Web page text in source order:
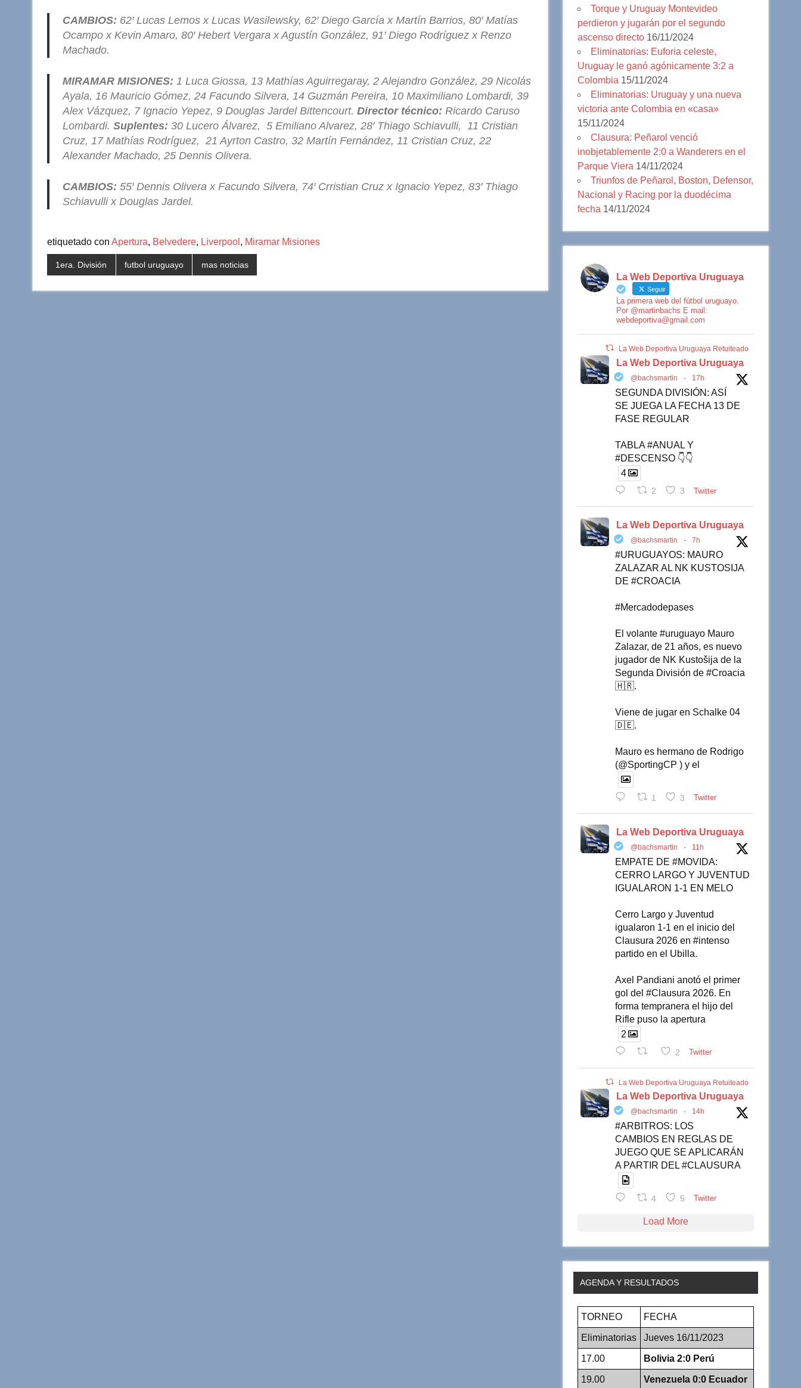
CAMBIOS: 62′ Lucas Lemos x Lucas Wasilewsky, 62′ Diego García x Martín Barrios, 80′ Matías
Ocampo x Kevin Amaro, 80′ Hebert Vergara x Agustín González, 91′ Diego Rodríguez x Renzo
Machado.
MIRAMAR MISIONES: 1 Luca Giossa, 13 Mathías Aguirregaray, 2 Alejandro González, 29 Nicolás
Ayala, 16 Mauricio Gómez, 24 Facundo Silvera, 14 Guzmán Pereira, 10 Maximiliano Lombardi, 39
Alex Vázquez, 7 Ignacio Yepez, 9 Douglas Jardel Bittencourt.Director técnico: Ricardo Caruso
Lombardi.Suplentes: 30 Lucero Álvarez, 5 Emiliano Alvarez, 28′ Thiago Schiavulli, 11 Cristian
Cruz, 17 Mathías Rodríguez, 21 Ayrton Castro, 32 Martín Fernández, 11 Cristian Cruz, 22
Alexander Machado, 25 Dennis Olivera.
CAMBIOS: 55′ Dennis Olivera x Facundo Silvera, 74′ Crristian Cruz x Ignacio Yepez, 83′ Thiago
Schiavulli x Douglas Jardel.
etiquetado con Apertura, Belvedere, Liverpool , Miramar Misiones
1era. División futbol uruguayo mas noticias
Torque y Uruguay Montevideo
perdieron y jugarán por el segundo
ascenso directo 16/11/2024
Eliminatorias: Euforia celeste,
Uruguay le ganó agónicamente 3:2 a
Colombia 15/11/2024
Eliminatorias: Uruguay y una nueva
victoria ante Colombia en «casa»
15/11/2024
Clausura: Peñarol venció
inobjetablemente 2:0 a Wanderers en el
Parque Viera 14/11/2024
Triunfos de Peñarol, Boston, Defensor,
Nacional y Racing por la duodécima
fecha 14/11/2024
La Web Deportiva Uruguaya
Seguir
La primera web del fútbol uruguayo.
Por @martinbachs E mail:
webdeportiva@gmail.com
La Web Deportiva Uruguaya Retuiteado
La Web Deportiva Uruguaya
@bachsmartin · 17h
SEGUNDA DIVISIÓN: ASÍ
SE JUEGA LA FECHA 13 DE
FASE REGULAR
TABLA #ANUAL Y
#DESCENSO 👇👇
4
2 3 Twitter
La Web Deportiva Uruguaya
@bachsmartin · 7h
#URUGUAYOS: MAURO
ZALAZAR AL NK KUSTOSIJA
DE #CROACIA
#Mercadodepases
El volante #uruguayo Mauro
Zalazar, de 21 años, es nuevo
jugador de NK Kustošija de la
Segunda División de #Croacia
🇭🇷.
Viene de jugar en Schalke 04
🇩🇪.
Mauro es hermano de Rodrigo
(@SportingCP ) y el
1 3 Twitter
La Web Deportiva Uruguaya
@bachsmartin · 11h
EMPATE DE #MOVIDA:
CERRO LARGO Y JUVENTUD
IGUALARON 1-1 EN MELO
Cerro Largo y Juventud
igualaron 1-1 en el inicio del
Clausura 2026 en #intenso
partido en el Ubilla.
Axel Pandiani anotó el primer
gol del #Clausura 2026. En
forma tempranera el hijo del
Rifle puso la apertura
2
2 Twitter
La Web Deportiva Uruguaya Retuiteado
La Web Deportiva Uruguaya
@bachsmartin · 14h
#ARBITROS: LOS
CAMBIOS EN REGLAS DE
JUEGO QUE SE APLICARÁN
A PARTIR DEL #CLAUSURA
4 5 Twitter
Load More
AGENDA Y RESULTADOS
TORNEO FECHA
Eliminatorias Jueves 16/11/2023
17.00 Bolivia 2:0 Perú
19.00 Venezuela 0:0 Ecuador